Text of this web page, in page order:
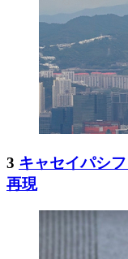
3 キャセイパシ
再現